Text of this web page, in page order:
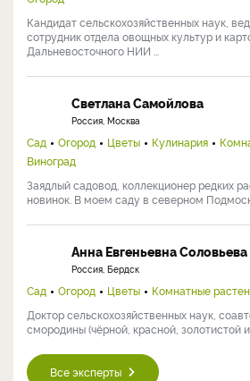
Кандидат сельскохозяйственных наук,
сотрудник отдела овощных культур и
Дальневосточного НИИ ...
Светлана Самойлова
Россия, Москва
Сад Огород Цветы Кулинария
Виноград
Заядлый садовод, коллекционер редких
новинок. В моем саду в северном
Анна Евгеньевна Соловьева
Россия, Бердск
Сад Огород Цветы Комнатные
Доктор сельскохозяйственных наук,
смородины (чёрной, красной, золотистой и
Все эксперты